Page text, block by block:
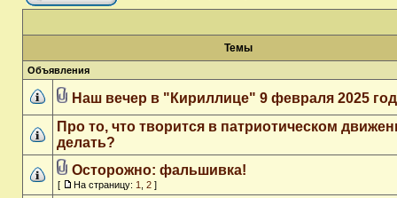
Темы
Объявления
Наш вечер в "Кириллице" 9 февраля 2025
Про то, что творится в патриотическом
делать?
Осторожно: фальшивка!
[ На страницу: 1 2 ]